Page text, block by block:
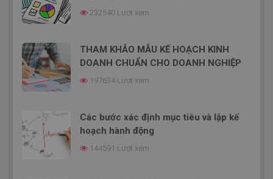
232540 Lượt xem
THAM KHẢO MẪU KẾ HOẠCH KINH
DOANH CHUẨN CHO DOANH NGHIỆP
197634 Lượt xem
Các bước xác định mục tiêu và lập kế
hoạch hành động
144591 Lượt xem